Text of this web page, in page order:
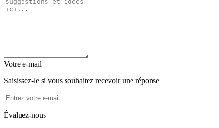
Votre e-mail
Saisissez-le si vous souhaitez recevoir une réponse
Évaluez-nous